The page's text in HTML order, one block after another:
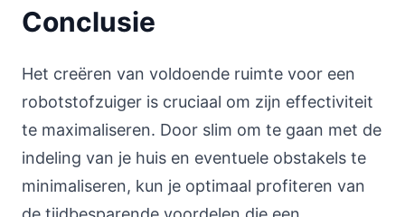
Conclusie
Het creëren van voldoende ruimte voor een
robotstofzuiger is cruciaal om zijn effectiviteit
te maximaliseren. Door slim om te gaan met de
indeling van je huis en eventuele obstakels te
minimaliseren, kun je optimaal profiteren van